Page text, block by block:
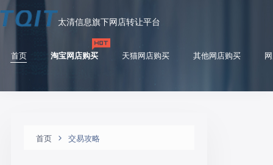
太清信息旗下网店转让平台
首页 淘宝网店购买 天猫网店购买 其他网店购买
首页 交易攻略